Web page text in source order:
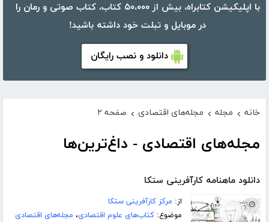
با اپلیکیشن کتابراه، بیش از ۵۰،۰۰۰ کتاب، کتاب صوتی و رمان را
در موبایل و تبلت خود داشته باشید!
دانلود و نصب رایگان
خانه › مجله › مجله‌های اقتصادی › صفحه ۲
مجله‌های اقتصادی - داغ‌ترین‌ها
دانلود ماهنامه کارآفرینی ستکا
از: مرکز کارآفرینی ستکا
موضوع:کتاب‌های علوم اقتصادی، مجله‌های اقتصادی